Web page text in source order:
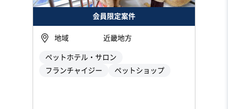
会員限定案件
地域 近畿地方
ペットホテル・サロン
フランチャイジー
ペットショップ